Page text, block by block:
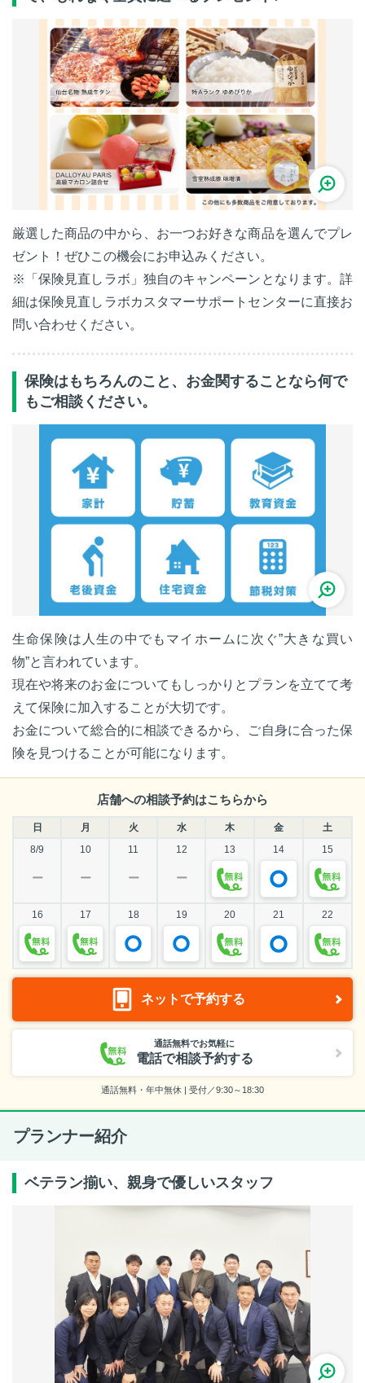
厳選した商品の中から、お一つお好きな商品を選んでプレ
ゼント！ぜひこの機会にお申込みください。
※「保険見直しラボ」独自のキャンペーンとなります。詳
細は保険見直しラボカスタマーサポートセンターに直接お
問い合わせください。
保険はもちろんのこと、お金関することなら何で
もご相談ください。
生命保険は人生の中でもマイホームに次ぐ”大きな買い
物”と言われています。
現在や将来のお金についてもしっかりとプランを立てて考
えて保険に加入することが大切です。
お金について総合的に相談できるから、ご自身に合った保
険を見つけることが可能になります。
店舗への相談予約はこちらから
日 月 火 水 木 金
土
8/9
10 11 12 13 14 15
ー ー ー ー
16 17 18 19 20 21 22
ネットで予約する
通話無料でお気軽に
電話で相談予約する
通話無料・年中無休 | 受付／9:30～18:30
プランナー紹介
ベテラン揃い、親身で優しいスタッフ